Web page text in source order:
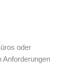
oder
Anforderungen